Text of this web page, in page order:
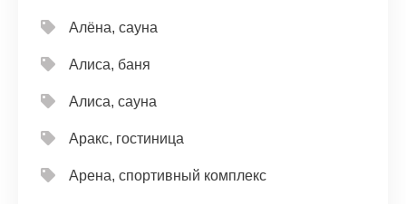
Алёна, сауна
Алиса, баня
Алиса, сауна
Аракс, гостиница
Арена, спортивный комплекс